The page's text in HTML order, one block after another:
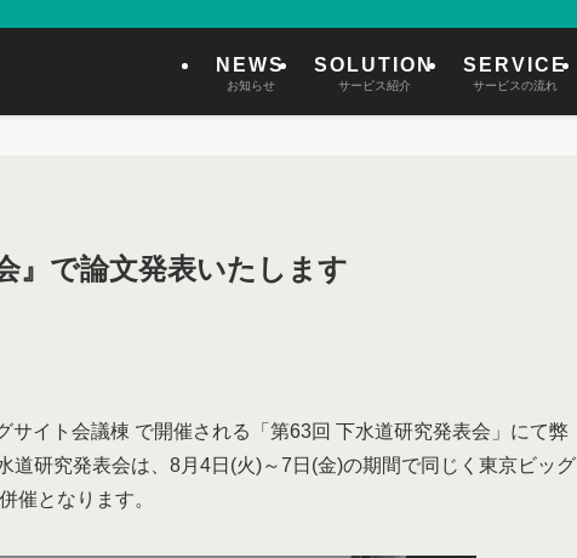
NEWS
お知らせ
SOLUTION
サービス紹介
SERVICE
サービスの流れ
』で論文発表いたします
サイト会議棟 で開催される「第63回 下水道研究発表会」にて弊
道研究発表会は、8月4日(火)～7日(金)の期間で同じく東京ビッグ
催となります。